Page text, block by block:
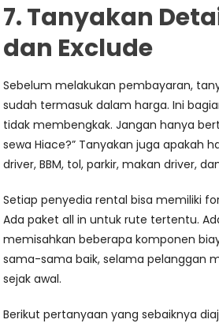
7. Tanyakan
dan Exclude
Sebelum melakukan pembayaran,
sudah termasuk dalam harga. Ini
tidak membengkak. Jangan hanya
sewa Hiace?” Tanyakan juga apakah
driver, BBM, tol, parkir, makan driver,
Setiap penyedia rental bisa memiliki
Ada paket all in untuk rute tertentu.
memisahkan beberapa komponen
sama-sama baik, selama pelanggan
sejak awal.
Berikut pertanyaan yang sebaiknya